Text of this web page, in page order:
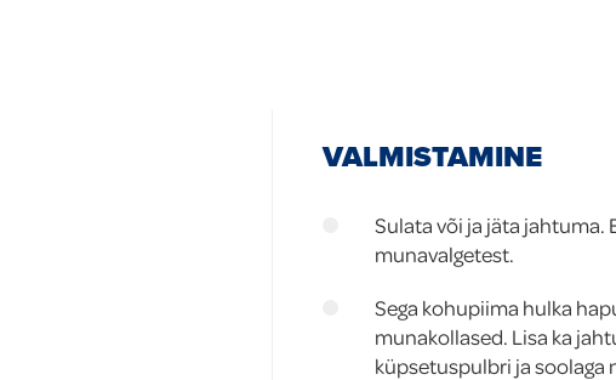
VALMISTAMINE
Sulata või ja jäta jahtuma.
munavalgetest.
Sega kohupiima hulka
munakollased. Lisa ka
küpsetuspulbri ja soolaga